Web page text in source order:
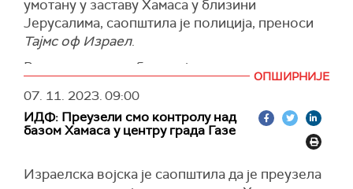
затворен више од три недеље.
Прелаз је поново био затворен у суботу, али
је отворен у понедељак.
умотану у заставу Хамаса у близини
Јерусалима, саопштила је полиција, преноси
Тајмс оф Израел.
Рањена жена пребачена је у притвор.
Како се наводи у саопштењу, она је пешке
стигла до контролног пункта код Јерусалима,
одбила да послуша упутства стражара и
“брзо одговорили пуцајући на њу и
неутралисали је“.
ОПШИРНИЈЕ
07. 11. 2023.09:00
ИДФ: Преузели смо контролу над
базом Хамаса у центру града Газе
Израелска војска је саопштила да је преузела